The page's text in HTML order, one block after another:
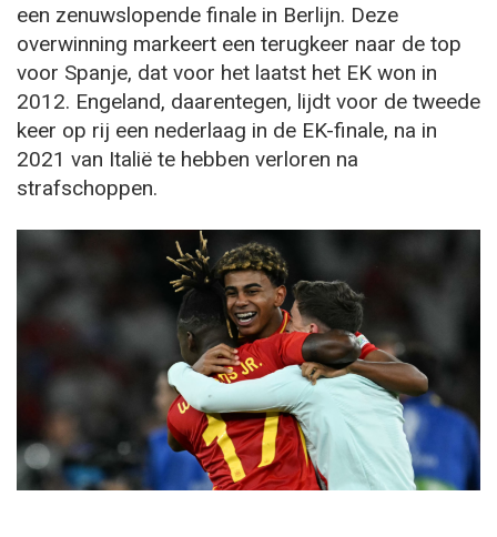
een zenuwslopende finale in Berlijn. Deze
overwinning markeert een terugkeer naar de top
voor Spanje, dat voor het laatst het EK won in
2012. Engeland, daarentegen, lijdt voor de tweede
keer op rij een nederlaag in de EK-finale, na in
2021 van Italië te hebben verloren na
strafschoppen.